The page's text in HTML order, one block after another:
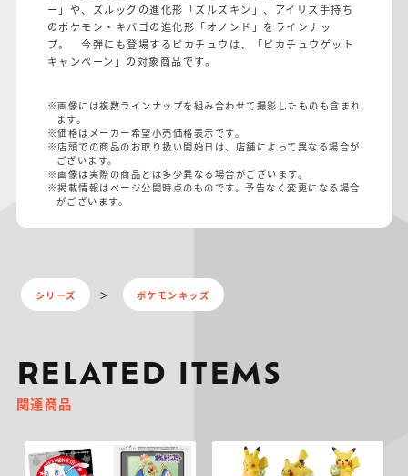
ー」や、ズルッグの進化形「ズルズキン」、アイリス手持ち
のポケモン・キバゴの進化形「オノンド」をラインナッ
プ。 今弾にも登場するピカチュウは、「ピカチュウゲット
キャンペーン」の対象商品です。
※画像には複数ラインナップを組み合わせて撮影したものも含まれ
ます。
※価格はメーカー希望小売価格表示です。
※店頭での商品のお取り扱い開始日は、店舗によって異なる場合が
ございます。
※画像は実際の商品とは多少異なる場合がございます。
※掲載情報はページ公開時点のものです。予告なく変更になる場合
がございます。
シリーズ ポケモンキッズ
RELATED ITEMS
関連商品